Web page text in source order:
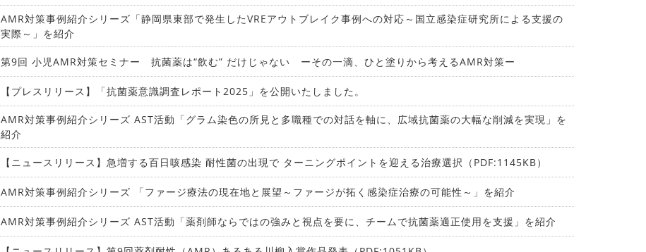
AMR対策事例紹介シリーズ「静岡県東部で発生したVREアウトブレイク事例への対応～国立感染症研究所による支援の
実際～」を紹介
第9回 ⼩児AMR対策セミナー 抗菌薬は“飲む” だけじゃない ーその⼀滴、ひと塗りから考えるAMR対策ー
【プレスリリース】「抗菌薬意識調査レポート2025」を公開いたしました。
AMR対策事例紹介シリーズ AST活動「グラム染色の所見と多職種での対話を軸に、広域抗菌薬の大幅な削減を実現」を
紹介
【ニュースリリース】急増する百日咳感染 耐性菌の出現で ターニングポイントを迎える治療選択（PDF:1145KB）
AMR対策事例紹介シリーズ 「ファージ療法の現在地と展望～ファージが拓く感染症治療の可能性～」を紹介
AMR対策事例紹介シリーズ AST活動「薬剤師ならではの強みと視点を要に、チームで抗菌薬適正使用を支援」を紹介